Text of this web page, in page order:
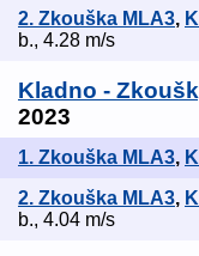
2. Zkouška MLA3,
b., 4.28 m/s
Kladno -
2023
1. Zkouška MLA3,
2. Zkouška MLA3,
b., 4.04 m/s